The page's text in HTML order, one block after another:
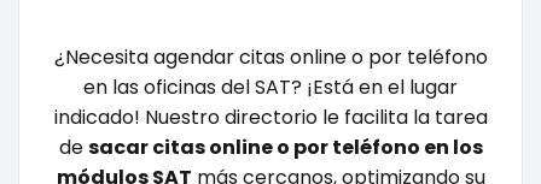
¿Necesita agendar citas online o por teléfono
en las oficinas del SAT? ¡Está en el lugar
indicado! Nuestro directorio le facilita la tarea
desacar citas online o por teléfono en los
módulos SAT más cercanos, optimizando su